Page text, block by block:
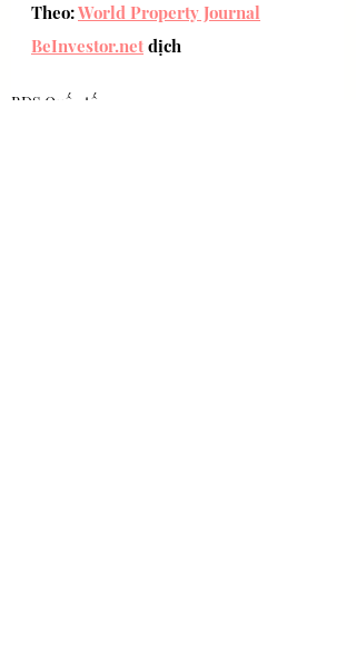
Theo: World Property Journal
BeInvestor.net dịch
BĐS Quốc tế